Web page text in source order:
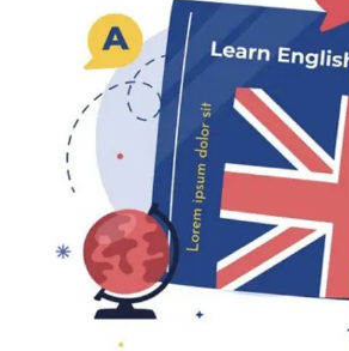
Noticias
Contacto
Acceder